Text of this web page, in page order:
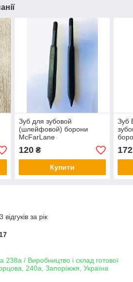
Зуб для зубовой
(шлейфовой) борони
McFarLane
(МАКФАРЛЕЙН)
120₴
Купити
Зуб
172
за рік
238а / Виробництво і склад готової
240а, Запоріжжя, Україна